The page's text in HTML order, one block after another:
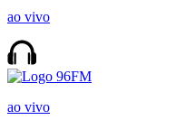
ao vivo
ao vivo